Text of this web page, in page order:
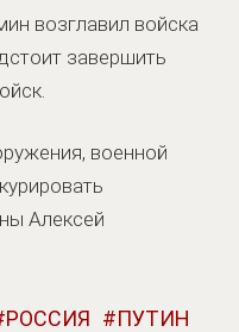
возглавил войска
завершить
военной
Алексей
РОССИЯ ПУТИН